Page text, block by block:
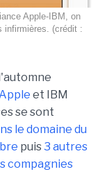
Apple-IBM, on
infirmières. (crédit :
et IBM
se sont
le domaine du
puis3 autres
compagnies